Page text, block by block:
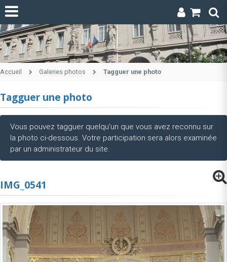
Accueil Galeries photos Tagguer une photo
Tagguer une photo
Vous pouvez tagguer quelqu'un que vous avez reconnu sur
la photo ci-dessous. Votre participation sera alors examinée
par un administrateur du site.
IMG_0541